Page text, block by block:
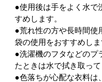
●使用後は手をよく水で
すめします。
●荒れ性の方や長時間使
袋の使用をおすすめしま
●洗濯機のフタなどのプ
たときは水で拭き取って
●色落ちが心配な衣料は